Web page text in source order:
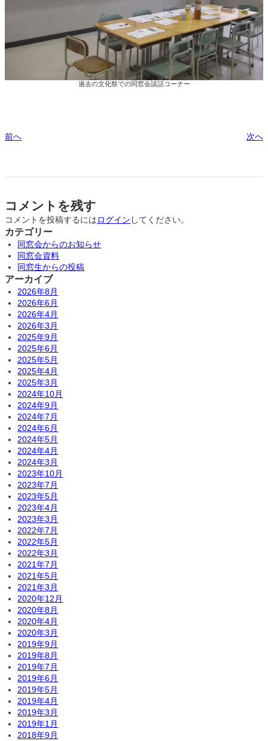
過去の文化祭での同窓会談話コーナー
前へ 次へ
コメントを残す
コメントを投稿するにはログイン してください。
カテゴリー
同窓会からのお知らせ
同窓会資料
同窓生からの投稿
アーカイブ
2026年8月
2026年6月
2026年4月
2026年3月
2025年9月
2025年6月
2025年5月
2025年4月
2025年3月
2024年10月
2024年9月
2024年7月
2024年6月
2024年5月
2024年4月
2024年3月
2023年10月
2023年7月
2023年5月
2023年4月
2023年3月
2022年7月
2022年5月
2022年3月
2021年7月
2021年5月
2021年3月
2020年12月
2020年8月
2020年4月
2020年3月
2019年9月
2019年8月
2019年7月
2019年6月
2019年5月
2019年4月
2019年3月
2019年1月
2018年9月